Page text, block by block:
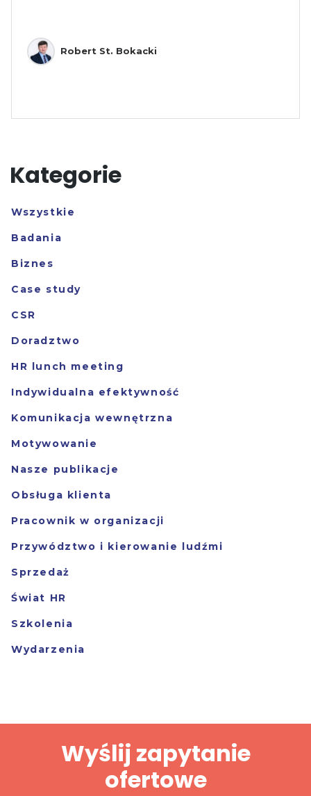
Robert St. Bokacki
Kategorie
Wszystkie
Badania
Biznes
Case study
CSR
Doradztwo
HR lunch meeting
Indywidualna efektywność
Komunikacja wewnętrzna
Motywowanie
Nasze publikacje
Obsługa klienta
Pracownik w organizacji
Przywództwo i kierowanie ludźmi
Sprzedaż
Świat HR
Szkolenia
Wydarzenia
Wyślij zapytanie
ofertowe